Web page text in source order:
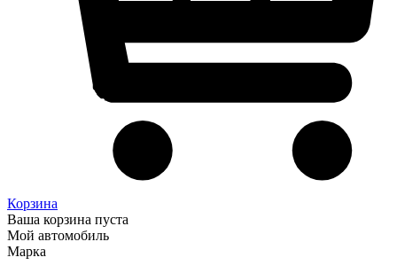
Корзина
Ваша корзина пуста
Мой автомобиль
Марка